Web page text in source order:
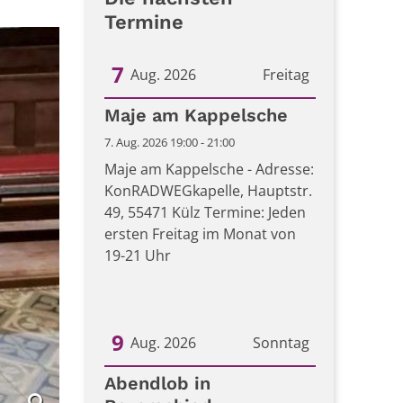
Termine
Freitag
7 Aug. 2026
Datum: 7. August 2026
Maje am Kappelsche
7. Aug. 2026 19:00 - 21:00
Maje am Kappelsche - Adresse:
KonRADWEGkapelle, Hauptstr.
49, 55471 Külz Termine: Jeden
ersten Freitag im Monat von
19-21 Uhr
Sonntag
9 Aug. 2026
Datum: 9. August 2026
Abendlob in